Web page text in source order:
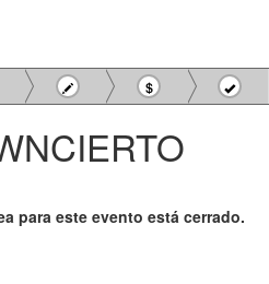
para este evento está cerrado.